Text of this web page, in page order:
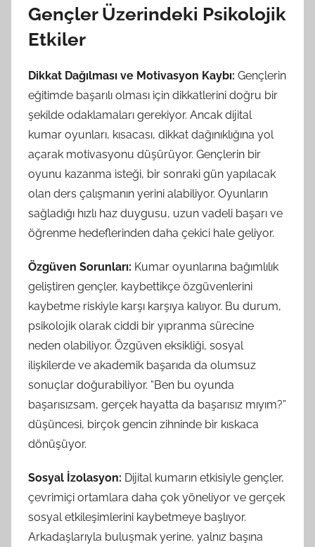
Gençler Üzerindeki Psikolojik
Etkiler
Dikkat Dağılması ve Motivasyon Kaybı: Gençlerin
eğitimde başarılı olması için dikkatlerini doğru bir
şekilde odaklamaları gerekiyor. Ancak dijital
kumar oyunları, kısacası, dikkat dağınıklığına yol
açarak motivasyonu düşürüyor. Gençlerin bir
oyunu kazanma isteği, bir sonraki gün yapılacak
olan ders çalışmanın yerini alabiliyor. Oyunların
sağladığı hızlı haz duygusu, uzun vadeli başarı ve
öğrenme hedeflerinden daha çekici hale geliyor.
Özgüven Sorunları: Kumar oyunlarına bağımlılık
geliştiren gençler, kaybettikçe özgüvenlerini
kaybetme riskiyle karşı karşıya kalıyor. Bu durum,
psikolojik olarak ciddi bir yıpranma sürecine
neden olabiliyor. Özgüven eksikliği, sosyal
ilişkilerde ve akademik başarıda da olumsuz
sonuçlar doğurabiliyor. “Ben bu oyunda
başarısızsam, gerçek hayatta da başarısız mıyım?”
düşüncesi, birçok gencin zihninde bir kıskaca
dönüşüyor.
Sosyal İzolasyon: Dijital kumarın etkisiyle gençler,
çevrimiçi ortamlara daha çok yöneliyor ve gerçek
sosyal etkileşimlerini kaybetmeye başlıyor.
Arkadaşlarıyla buluşmak yerine, yalnız başına